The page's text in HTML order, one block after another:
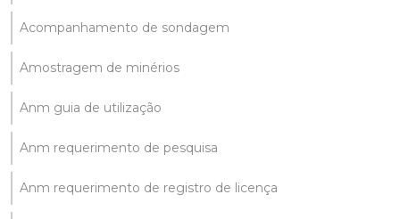
Acompanhamento de sondagem
Amostragem de minérios
Anm guia de utilização
Anm requerimento de pesquisa
Anm requerimento de registro de licença